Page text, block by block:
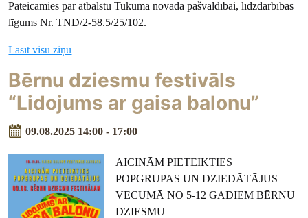
Pateicamies par atbalstu Tukuma novada pašvaldībai, līdzdarbības
līgums Nr. TND/2-58.5/25/102.
Lasīt visu ziņu
Bērnu dziesmu festivāls
“Lidojums ar gaisa balonu”
09.08.2025 14:00 - 17:00
AICINĀM PIETEIKTIES
POPGRUPAS UN DZIEDĀTĀJUS
VECUMĀ NO 5-12 GADIEM BĒRNU
DZIESMU